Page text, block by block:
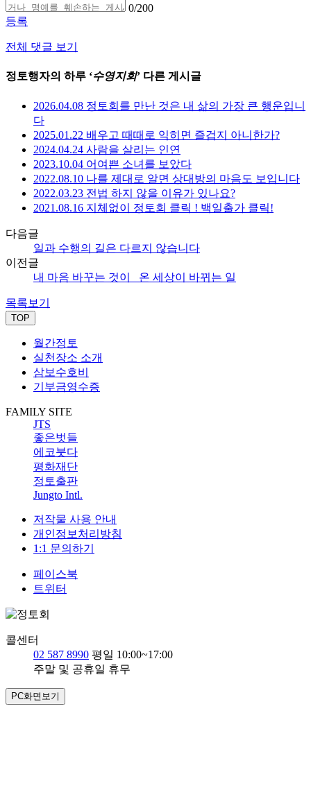
0/200
등록
전체 댓글 보기
정토행자의 하루 ‘수영지회’ 다른 게시글
2026.04.08 정토회를 만난 것은 내 삶의 가장 큰 행운입니
다
2025.01.22 배우고 때때로 익히면 즐겁지 아니한가?
2024.04.24 사람을 살리는 인연
2023.10.04 어여쁜 소녀를 보았다
2022.08.10 나를 제대로 알면 상대방의 마음도 보입니다
2022.03.23 전법 하지 않을 이유가 있나요?
2021.08.16 지체없이 정토회 클릭 ! 백일출가 클릭!
다음글
일과 수행의 길은 다르지 않습니다
이전글
내 마음 바꾸는 것이_ 온 세상이 바뀌는 일
목록보기
TOP
월간정토
실천장소 소개
삼보수호비
기부금영수증
FAMILY SITE
JTS
좋은벗들
에코붓다
평화재단
정토출판
Jungto Intl.
저작물 사용 안내
개인정보처리방침
1:1 문의하기
페이스북
트위터
콜센터
02 587 8990 평일 10:00~17:00
주말 및 공휴일 휴무
PC화면보기